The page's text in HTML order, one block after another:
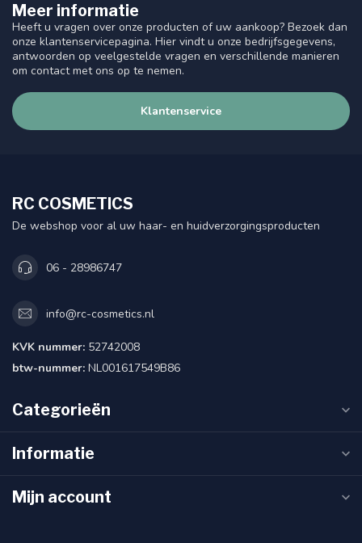
Meer informatie
Heeft u vragen over onze producten of uw aankoop? Bezoek dan
onze klantenservicepagina. Hier vindt u onze bedrijfsgegevens,
antwoorden op veelgestelde vragen en verschillende manieren
om contact met ons op te nemen.
Klantenservice
RC COSMETICS
De webshop voor al uw haar- en huidverzorgingsproducten
06 - 28986747
info@rc-cosmetics.nl
KVK nummer: 52742008
btw-nummer: NL001617549B86
Categorieën
Informatie
Mijn account